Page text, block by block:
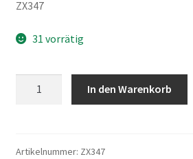
ZX347
31 vorrätig
In den Warenkorb
Artikelnummer: ZX347